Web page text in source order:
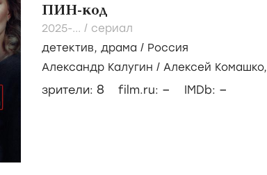
ПИН-код
2025-... / сериал
детектив, драма / Россия
Александр Калугин / Алексей Комашко,
зрители: 8 film.ru: – IMDb: –